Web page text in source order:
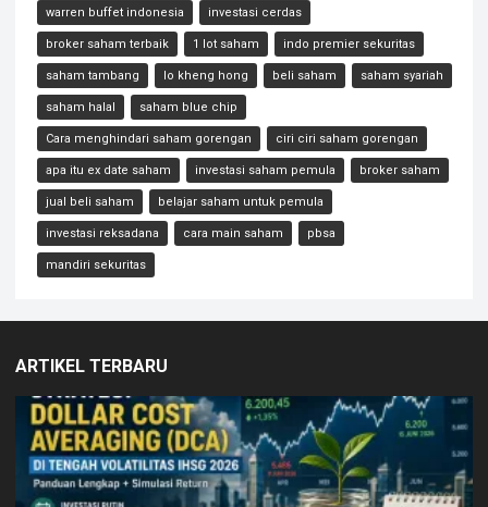
warren buffet indonesia investasi cerdas
broker saham terbaik 1 lot saham indo premier sekuritas
saham tambang lo kheng hong beli saham saham syariah
saham halal saham blue chip
Cara menghindari saham gorengan ciri ciri saham gorengan
apa itu ex date saham investasi saham pemula broker saham
jual beli saham belajar saham untuk pemula
investasi reksadana cara main saham pbsa
mandiri sekuritas
ARTIKEL TERBARU